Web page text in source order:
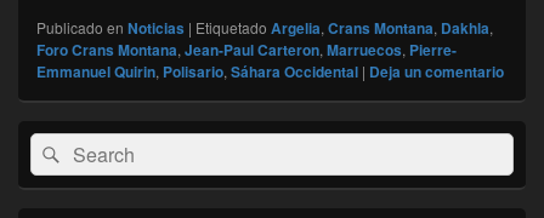
Publicado en Noticias | Etiquetado Argelia,Crans Montana, Dakhla,
Foro Crans Montana,Jean-Paul Carteron,Marruecos, Pierre-
Emmanuel Quirin, Polisario,Sáhara Occidental | Deja un comentario
El
área
de
Buscar
por:
Buscar